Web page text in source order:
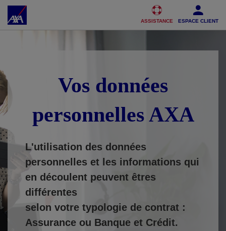
Accéder au Contenu Accéder au Pied de page
ASSISTANCE ESPACE CLIENT
Vos données
personnelles AXA
L'utilisation des données
personnelles et les informations qui
en découlent peuvent êtres
différentes
selon votre typologie de contrat :
Assurance ou Banque et Crédit.